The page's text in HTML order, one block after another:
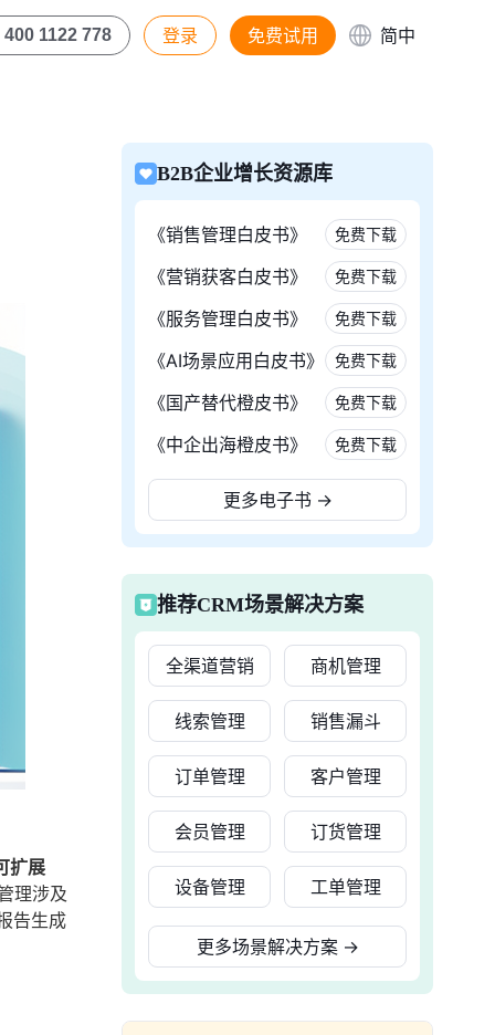
400 1122 778 登录 免费试用 简中
扩展
理涉及
告生成
B2B企业增长资源库
《销售管理白皮书》 免费下载
《营销获客白皮书》 免费下载
《服务管理白皮书》 免费下载
《AI场景应用白皮书》 免费下载
《国产替代橙皮书》 免费下载
《中企出海橙皮书》 免费下载
更多电子书 →
推荐CRM场景解决方案
全渠道营销 商机管理
线索管理 销售漏斗
订单管理 客户管理
会员管理 订货管理
设备管理 工单管理
更多场景解决方案 →